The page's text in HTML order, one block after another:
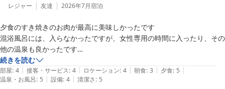
レジャー 友達 2026年7月宿泊
夕食のすき焼きのお肉が最高に美味しかったです
混浴風呂には、入らなかったですが、女性専用の時間に入ったり、その
他の温泉も良かったです
朝食に納豆、鮭がないのが少し残念でしたが、スタッフの皆さん、とて
も良かったです
ありがとうございました
続きを読む
部屋: 4 | 接客・サービス: 4 | ロケーション: 4 | 朝食: 3 | 夕食: 5 |
温泉・お風呂: 5 | 設備: 4 | 清潔さ: 5